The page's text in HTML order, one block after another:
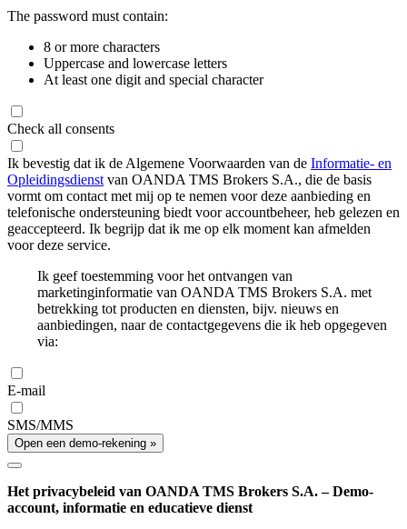
The password must contain:
8 or more characters
Uppercase and lowercase letters
At least one digit and special character
Check all consents
Ik bevestig dat ik de Algemene Voorwaarden van de Informatie- en
Opleidingsdienst van OANDA TMS Brokers S.A., die de basis
vormt om contact met mij op te nemen voor deze aanbieding en
telefonische ondersteuning biedt voor accountbeheer, heb gelezen en
geaccepteerd. Ik begrijp dat ik me op elk moment kan afmelden
voor deze service.
Ik geef toestemming voor het ontvangen van
marketinginformatie van OANDA TMS Brokers S.A. met
betrekking tot producten en diensten, bijv. nieuws en
aanbiedingen, naar de contactgegevens die ik heb opgegeven
via:
E-mail
SMS/MMS
Open een demo-rekening »
Het privacybeleid van OANDA TMS Brokers S.A. – Demo-
account, informatie en educatieve dienst